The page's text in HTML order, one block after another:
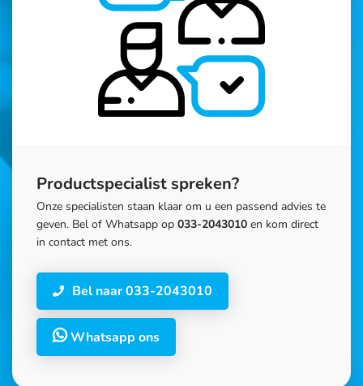
Productspecialist spreken?
Onze specialisten staan klaar om u een passend advies te
geven. Bel of Whatsapp op 033-2043010 en kom direct
in contact met ons.
Bel naar 033-2043010
Whatsapp ons